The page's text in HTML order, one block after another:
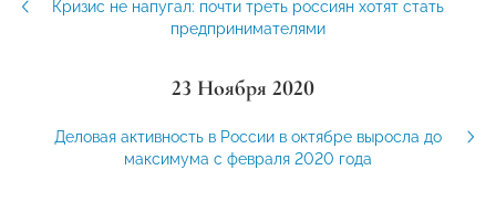
Кризис не напугал: почти треть россиян хотят стать
предпринимателями
23 Ноября 2020
Деловая активность в России в октябре выросла до
максимума с февраля 2020 года